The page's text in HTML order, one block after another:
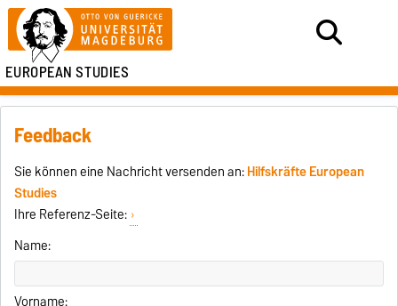
EUROPEAN STUDIES
Feedback
Sie können eine Nachricht versenden an:Hilfskräfte European
Studies
Ihre Referenz-Seite:
Name: